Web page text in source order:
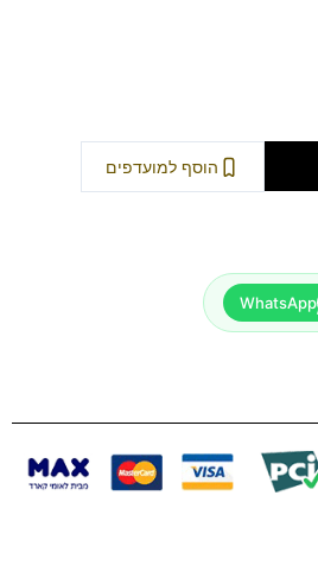
הוסף למועדפים
WhatsApp